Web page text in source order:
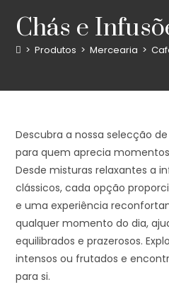
Chás e
> Produtos > Mercearia >
Descubra a nossa selecção
para quem aprecia
Desde misturas relaxantes a
clássicos, cada opção
e uma experiência
qualquer momento do dia,
equilibrados e prazerosos.
intensos ou frutados e
para si.